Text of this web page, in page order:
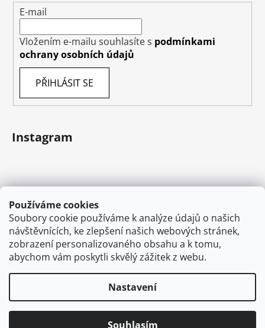
Používáme cookies
Soubory cookie používáme k analýze údajů o našich
návštěvnících, ke zlepšení našich webových stránek,
zobrazení personalizovaného obsahu a k tomu,
abychom vám poskytli skvělý zážitek z webu.
Nastavení
Souhlasím
E-mail
Vložením e-mailu souhlasíte s podmínkami
ochrany osobních údajů
PŘIHLÁSIT SE
Instagram
Sledovat na Instagramu
Vytvořil Shoptet